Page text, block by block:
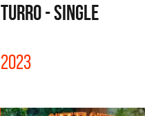
TURRO - SINGLE
2023